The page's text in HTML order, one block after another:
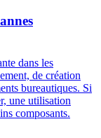
dans les
de création
bureautiques. Si
une utilisation
composants.